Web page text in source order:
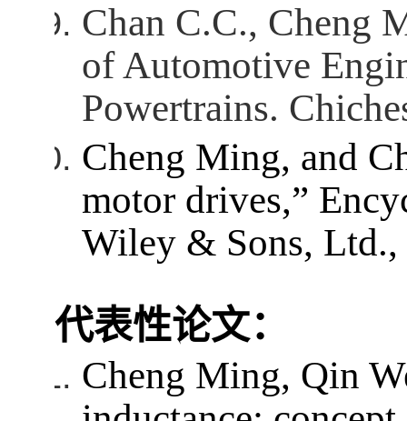
Chan C.C., Cheng
of Automotive
Powertrains.
Cheng Ming, and
motor drives,”
Wiley & Sons, Ltd.,
代表性论文：
Cheng Ming, Qin